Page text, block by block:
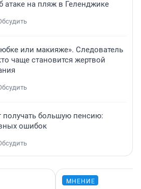
атаке на пляж в Геленджике
или макияже». Следователь
чаще становится жертвой
получать большую пенсию:
ошибок
МНЕНИЕ